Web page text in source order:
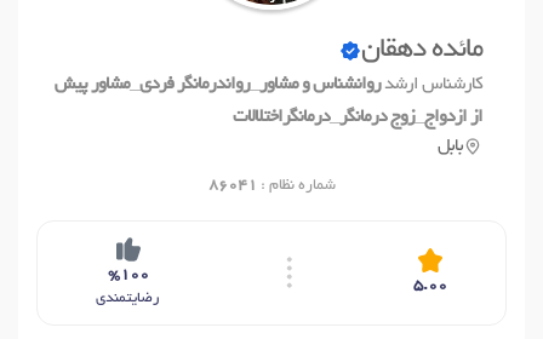
مائده دهقان
کارشناس ارشدروانشناس و مشاور_رواندرمانگر فردی_مشاور پیش
از ازدواج_زوج درمانگر_درمانگراختلالات
بابل
شماره نظام : 86041
5.00
%100
رضایتمندی